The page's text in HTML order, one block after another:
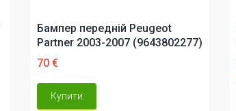
Бампер передній Peugeot
Partner 2003-2007 (9643802277)
70 €
Купити